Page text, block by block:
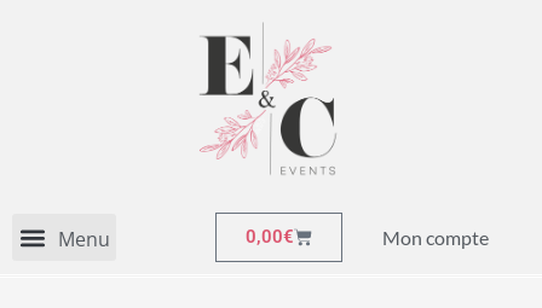
0,00€ Mon compte